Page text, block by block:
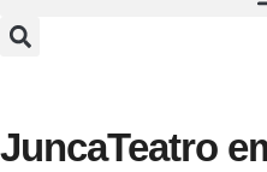
JuncaTeatro